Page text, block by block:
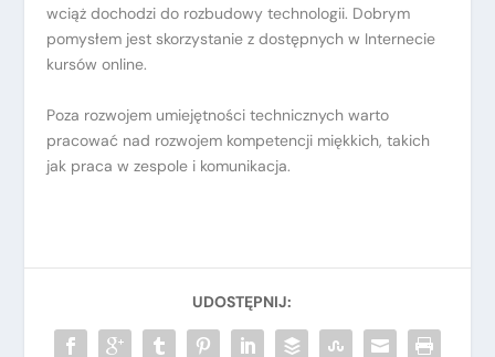
wciąż dochodzi do rozbudowy technologii. Dobrym
pomysłem jest skorzystanie z dostępnych w Internecie
kursów online.
Poza rozwojem umiejętności technicznych warto
pracować nad rozwojem kompetencji miękkich, takich
jak praca w zespole i komunikacja.